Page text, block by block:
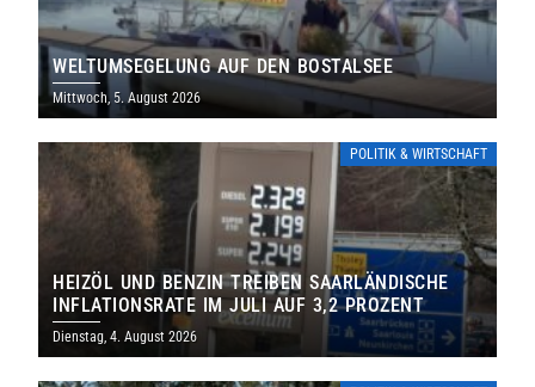
WELTUMSEGELUNG AUF DEN BOSTALSEE
Mittwoch, 5. August 2026
POLITIK & WIRTSCHAFT
HEIZÖL UND BENZIN TREIBEN SAARLÄNDISCHE
INFLATIONSRATE IM JULI AUF 3,2 PROZENT
Dienstag, 4. August 2026